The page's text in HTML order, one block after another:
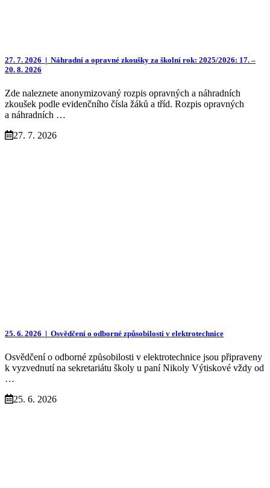
27. 7. 2026 | Náhradní a opravné zkoušky za školní rok: 2025/2026: 17. –
20. 8. 2026
Zde naleznete anonymizovaný rozpis opravných a náhradních
zkoušek podle evidenčního čísla žáků a tříd. Rozpis opravných
a náhradních …
27. 7. 2026
25. 6. 2026 | Osvědčení o odborné způsobilosti v elektrotechnice
Osvědčení o odborné způsobilosti v elektrotechnice jsou připraveny
k vyzvednutí na sekretariátu školy u paní Nikoly Výtiskové vždy od
…
25. 6. 2026